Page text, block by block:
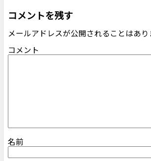
コメントを残す
メールアドレスが公開されることはあり
コメント
名前